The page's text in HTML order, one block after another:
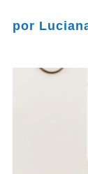
por